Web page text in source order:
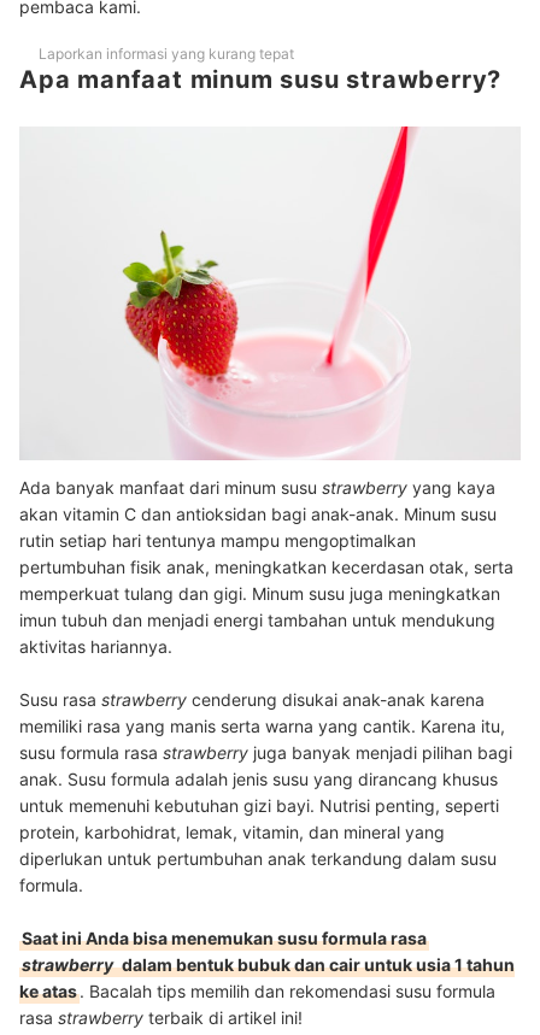
pembaca kami.
Laporkan informasi yang kurang tepat
Apa manfaat minum susu strawberry?
Ada banyak manfaat dari minum susu strawberry yang kaya
akan vitamin C dan antioksidan bagi anak-anak. Minum susu
rutin setiap hari tentunya mampu mengoptimalkan
pertumbuhan fisik anak, meningkatkan kecerdasan otak, serta
memperkuat tulang dan gigi. Minum susu juga meningkatkan
imun tubuh dan menjadi energi tambahan untuk mendukung
aktivitas hariannya.
Susu rasa strawberry cenderung disukai anak-anak karena
memiliki rasa yang manis serta warna yang cantik. Karena itu,
susu formula rasa strawberry juga banyak menjadi pilihan bagi
anak. Susu formula adalah jenis susu yang dirancang khusus
untuk memenuhi kebutuhan gizi bayi. Nutrisi penting, seperti
protein, karbohidrat, lemak, vitamin, dan mineral yang
diperlukan untuk pertumbuhan anak terkandung dalam susu
formula.
Saat ini Anda bisa menemukan susu formula rasa
strawberry dalam bentuk bubuk dan cair untuk usia 1 tahun
ke atas. Bacalah tips memilih dan rekomendasi susu formula
rasa strawberry terbaik di artikel ini!